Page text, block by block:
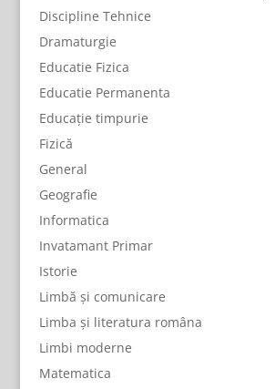
Discipline Tehnice
Dramaturgie
Educatie Fizica
Educatie Permanenta
Educație timpurie
Fizică
General
Geografie
Informatica
Invatamant Primar
Istorie
Limbă și comunicare
Limba și literatura româna
Limbi moderne
Matematica